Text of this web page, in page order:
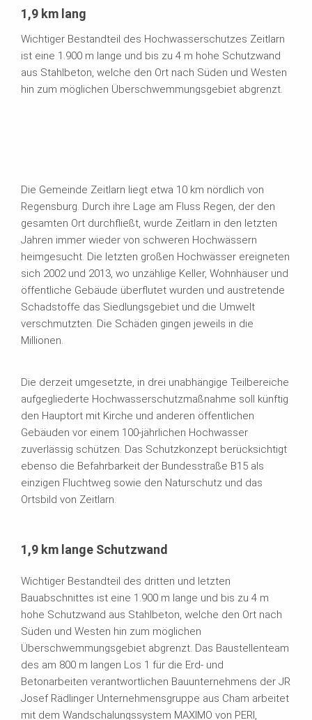
1,9 km lang
Wichtiger Bestandteil des Hochwasserschutzes Zeitlarn
ist eine 1.900 m lange und bis zu 4 m hohe Schutzwand
aus Stahlbeton, welche den Ort nach Süden und Westen
hin zum möglichen Überschwemmungsgebiet abgrenzt.
Die Gemeinde Zeitlarn liegt etwa 10 km nördlich von
Regensburg. Durch ihre Lage am Fluss Regen, der den
gesamten Ort durchfließt, wurde Zeitlarn in den letzten
Jahren immer wieder von schweren Hochwässern
heimgesucht. Die letzten großen Hochwässer ereigneten
sich 2002 und 2013, wo unzählige Keller, Wohnhäuser und
öffentliche Gebäude überflutet wurden und austretende
Schadstoffe das Siedlungsgebiet und die Umwelt
verschmutzten. Die Schäden gingen jeweils in die
Millionen.
Die derzeit umgesetzte, in drei unabhängige Teilbereiche
aufgegliederte Hochwasserschutzmaßnahme soll künftig
den Hauptort mit Kirche und anderen öffentlichen
Gebäuden vor einem 100-jährlichen Hochwasser
zuverlässig schützen. Das Schutzkonzept berücksichtigt
ebenso die Befahrbarkeit der Bundesstraße B15 als
einzigen Fluchtweg sowie den Naturschutz und das
Ortsbild von Zeitlarn.
1,9 km lange Schutzwand
Wichtiger Bestandteil des dritten und letzten
Bauabschnittes ist eine 1.900 m lange und bis zu 4 m
hohe Schutzwand aus Stahlbeton, welche den Ort nach
Süden und Westen hin zum möglichen
Überschwemmungsgebiet abgrenzt. Das Baustellenteam
des am 800 m langen Los 1 für die Erd- und
Betonarbeiten verantwortlichen Bauunternehmens der JR
Josef Rädlinger Unternehmensgruppe aus Cham arbeitet
mit dem Wandschalungssystem MAXIMO von PERI,